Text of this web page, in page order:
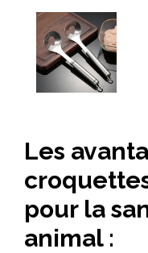
Les
pour la
animal :